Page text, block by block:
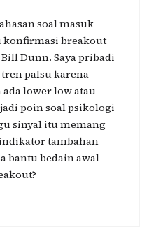
soal masuk
breakout
Dunn. Saya pribadi
palsu karena
lower low atau
poin soal psikologi
sinyal itu memang
tambahan
bantu bedain awal